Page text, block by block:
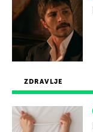
ZDRAVLJE